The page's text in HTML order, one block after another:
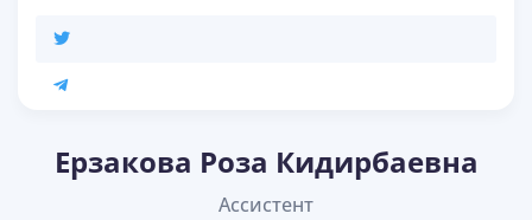
Eрзакова Роза Кидирбаевна
Ассистент